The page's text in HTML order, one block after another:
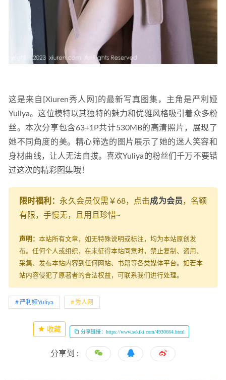
这是来自[Xiuren秀人网]的最新写真图集，主角是严利娅
Yuliya。这位模特以其独特的魅力和优雅风格吸引着众多粉
丝。本次分享包含63+1P共计530MB的高清照片，展现了
她不同角度的美。精心筛选的图片展示了她的迷人笑容和
身材曲线，让人无法自拔。喜欢Yuliya的粉丝们千万不要错
过这次的精彩图集哦！
限时福利： 永久会员仅需￥68，点击成为会员，名额
有限，手慢无，且用且珍惜~
声明： 本站所有文章，如无特殊说明或标注，均为本站原创发
布。任何个人或组织，在未征得本站同意时，禁止复制、盗用、
采集、发布本站内容到任何网站、书籍等各类媒体平台。如若本
站内容侵犯了原著者的合法权益，可联系我们进行处理。
严利娅Yuliya 秀人网
收藏 分享链接：https://www.sekiki.com/4930664.html
分享到 :